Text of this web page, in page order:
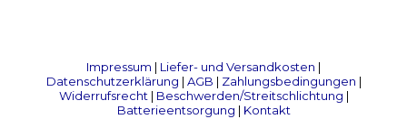
Impressum | Liefer- und Versandkosten |
Datenschutzerklärung | AGB | Zahlungsbedingungen |
Widerrufsrecht| Beschwerden/Streitschlichtung |
Batterieentsorgung | Kontakt